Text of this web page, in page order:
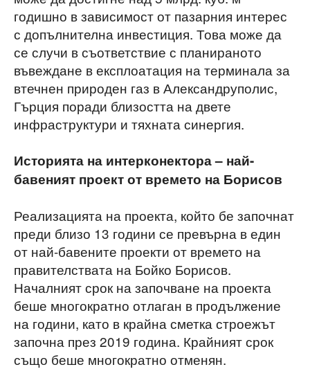
годишно в зависимост от пазарния интерес
с допълнителна инвестиция. Това може да
се случи в съответствие с планираното
въвеждане в експлоатация на терминала за
втечнен природен газ в Александруполис,
Гърция поради близостта на двете
инфраструктури и тяхната синергия.
Историята на интерконектора – най-
бавеният проект от времето на Борисов
Реализацията на проекта, който бе започнат
преди близо 13 години се превърна в един
от най-бавените проекти от времето на
правителствата на Бойко Борисов.
Началният срок на започване на проекта
беше многократно отлаган в продължение
на години, като в крайна сметка строежът
започна през 2019 година. Крайният срок
също беше многократно отменян.